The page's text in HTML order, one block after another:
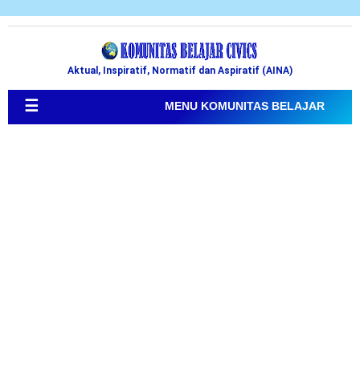
Aktual, Inspiratif, Normatif dan Aspiratif (AINA)
☰ MENU KOMUNITAS BELAJAR